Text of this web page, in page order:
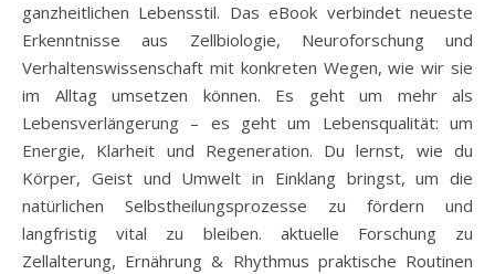
ganzheitlichen Lebensstil. Das eBook verbindet neueste
Erkenntnisse aus Zellbiologie, Neuroforschung und
Verhaltenswissenschaft mit konkreten Wegen, wie wir sie
im Alltag umsetzen können. Es geht um mehr als
Lebensverlängerung – es geht um Lebensqualität: um
Energie, Klarheit und Regeneration. Du lernst, wie du
Körper, Geist und Umwelt in Einklang bringst, um die
natürlichen Selbstheilungsprozesse zu fördern und
langfristig vital zu bleiben. aktuelle Forschung zu
Zellalterung, Ernährung & Rhythmus praktische Routinen